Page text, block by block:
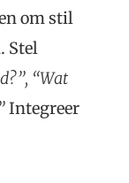
om stil
Stel
“Wat
Integreer